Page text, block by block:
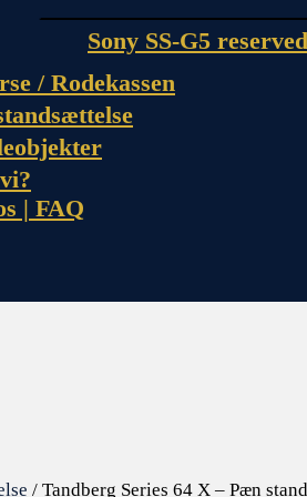
Sony SS-G5
/ Rodekassen
| FAQ
/ Tandberg Series 64 X – Pæn